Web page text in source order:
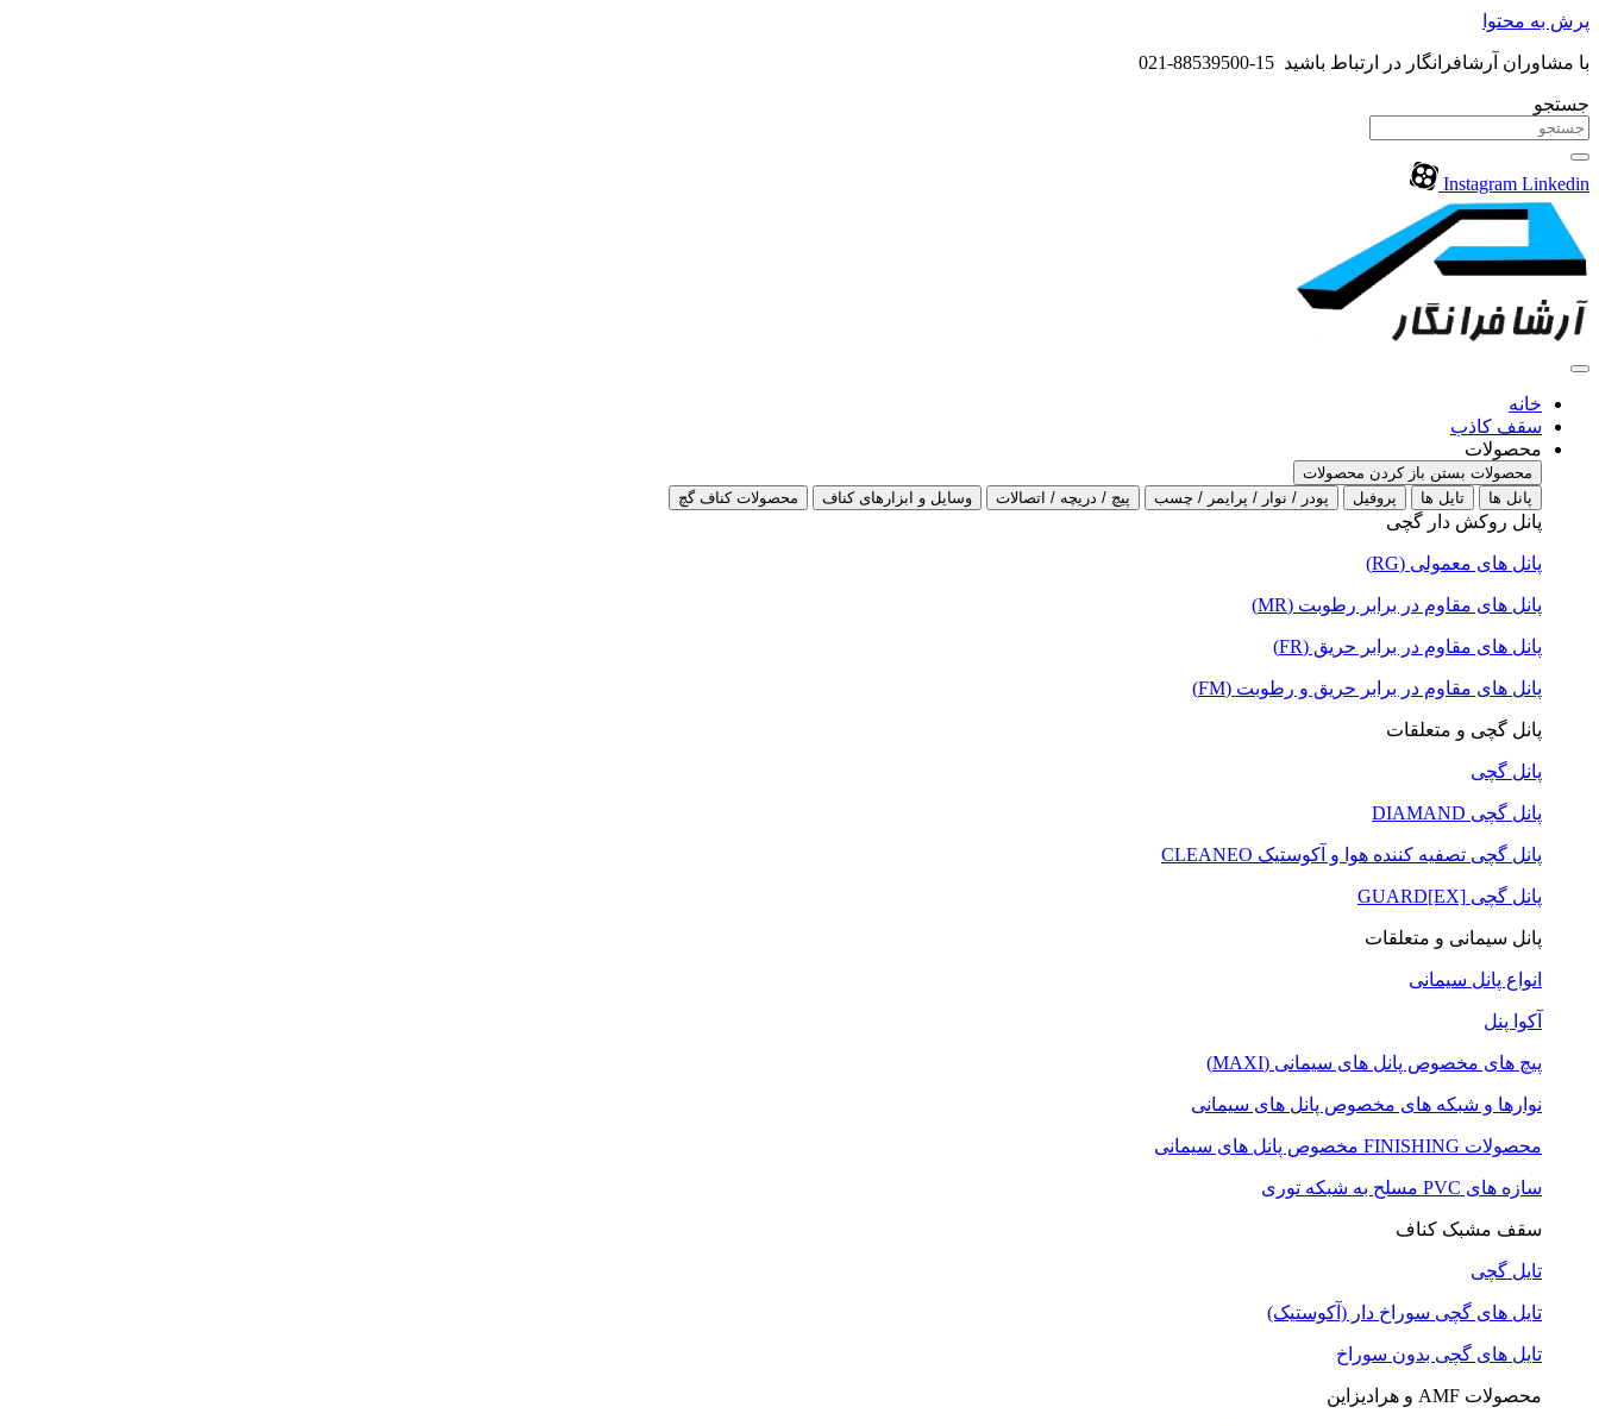
پرش به محتوا
با مشاوران آرشافرانگار در ارتباط باشید 15-88539500-021
جستجو
Instagram Linkedin
خانه
سقف کاذب
محصولات
محصولات بستن باز کردن محصولات
پانل ها
تایل ها پروفیل پودر / نوار / پرایمر / چسب پیچ / دریچه / اتصالات وسایل و ابزارهای کناف محصولات کناف گچ
پانل روکش دار گچی
پانل های معمولی (RG)
پانل های مقاوم در برابر رطوبت (MR)
پانل های مقاوم در برابر حریق (FR)
پانل های مقاوم در برابر حریق و رطوبت (FM)
پانل گچی و متعلقات
پانل گچی
پانل گچی DIAMAND
پانل گچی تصفیه کننده هوا و آکوستیک CLEANEO
پانل گچی GUARD[EX]
پانل سیمانی و متعلقات
انواع پانل سیمانی
آکوا پنل
پیچ های مخصوص پانل های سیمانی (MAXI)
نوارها و شبکه های مخصوص پانل های سیمانی
محصولات FINISHING مخصوص پانل های سیمانی
سازه های PVC مسلح به شبکه توری
سقف مشبک کناف
تایل گچی
تایل های گچی سوراخ دار (آکوستیک)
تایل های گچی بدون سوراخ
محصولات AMF و هرادیزاین